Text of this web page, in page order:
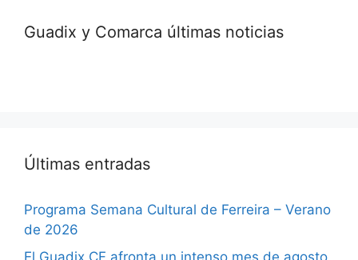
Guadix y Comarca últimas noticias
Últimas entradas
Programa Semana Cultural de Ferreira – Verano
de 2026
El Guadix CF afronta un intenso mes de agosto